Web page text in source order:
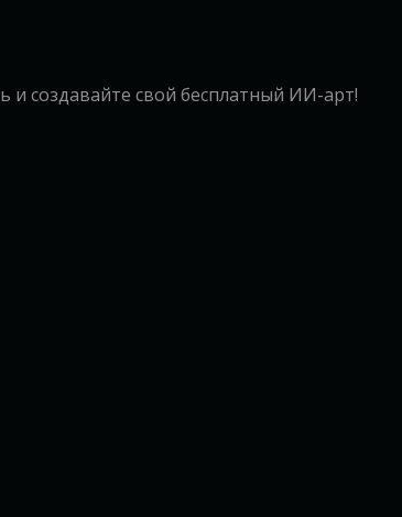
и создавайте свой бесплатный ИИ-арт!